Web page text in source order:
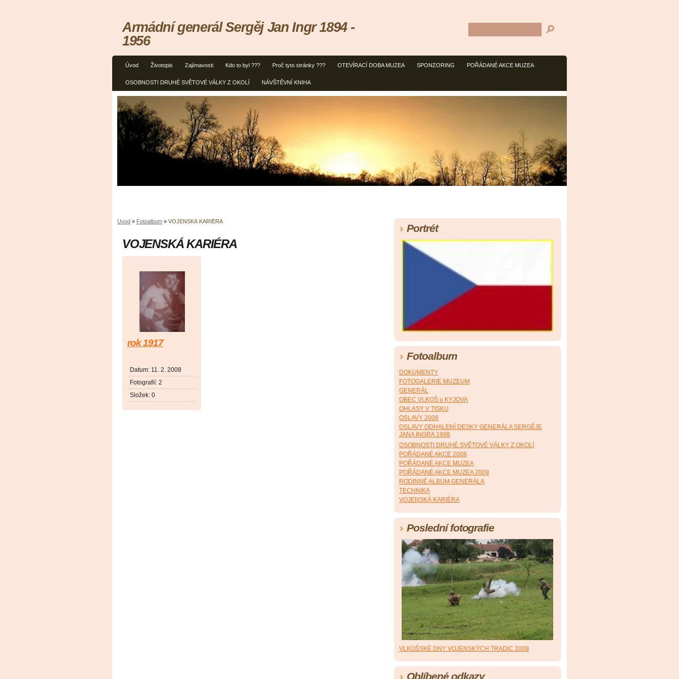
Úvod Životopis Zajímavosti Kdo to byl ??? Proč tyto stránky ??? OTEVÍRACÍ DOBA MUZEA SPONZORING POŘÁDANÉ AKCE MUZEA
OSOBNOSTI DRUHÉ SVĚTOVÉ VÁLKY Z OKOLÍ NÁVŠTĚVNÍ KNIHA
Armádní generál Sergěj Jan Ingr 1894 -
1956
Úvod » Fotoalbum » VOJENSKÁ KARIÉRA
VOJENSKÁ KARIÉRA
rok 1917
Datum: 11. 2. 2008
Fotografií: 2
Složek: 0
Portrét
Fotoalbum
DOKUMENTY
FOTOGALERIE MUZEUM
GENERÁL
OBEC VLKOŠ u KYJOVA
OHLASY V TISKU
OSLAVY 2008
OSLAVY ODHALENÍ DESKY GENERÁLA SERGĚJE
JANA INGRA 1998
OSOBNOSTI DRUHÉ SVĚTOVÉ VÁLKY Z OKOLÍ
POŘÁDANÉ AKCE 2008
POŘÁDANÉ AKCE MUZEA
POŘÁDANÉ AKCE MUZEA 2009
RODINNÉ ALBUM GENERÁLA
TECHNIKA
VOJENSKÁ KARIÉRA
Poslední fotografie
VLKOŠSKÉ DNY VOJENSKÝCH TRADIC 2009
Oblíbené odkazy